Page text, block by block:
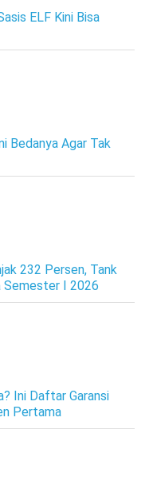
ELF Kini Bisa
Bedanya Agar Tak
232 Persen, Tank
Semester I 2026
Ini Daftar Garansi
Pertama